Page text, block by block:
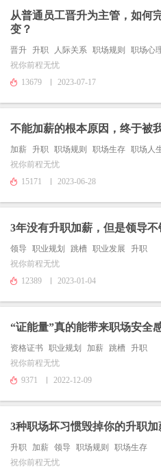
从普通员工晋升为主管，如何
变？
晋升 升职 人际关系 职场规则
职场心
祝你前程无忧
13679
2023-07-17
不能加薪的根本原因，终于被
加薪 升职 职场规则 职场生存 职场人
祝你前程无忧
15171
2023-06-28
3年没有升职加薪，但是领导
领导 职业规划 跳槽 职业发展
升职
祝你前程无忧
12389
2023-01-04
“证能量”真的能带来职场安全
资格证书 职业规划 加薪 跳槽
升职
祝你前程无忧
9371
2022-12-09
3种职场坏习惯毁掉你的升职加
升职 加薪 领导 职场规则
职场生存
祝你前程无忧